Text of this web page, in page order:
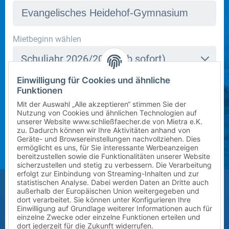
In dieser Schule stehen derzeit leider keine Schließfächer
zur Verfügung. Bitte kontaktieren Sie uns per E-Mail
aninfo@mietra.de.
Mietbeginn wählen
Schuljahr 2026/2027 (ab sofort)
Klasse wählen
Bitte wählen Sie die korrekte Klassenstufe im
kommenden Schuljahr.
5
Zusatz (Klasse a, b, c) wählen
?
Größe des Kindes (Erreichbarkeit des Schließfachs)
Bitte auswählen
Vor-/Nachname des Kindes
Einwilligung für Cookies und ähnliche
Funktionen
Mit der Auswahl „Alle akzeptieren“ stimmen Sie der
Nutzung von Cookies und ähnlichen Technologien auf
unserer Website www.schließfaecher.de von Mietra e.K.
zu. Dadurch können wir Ihre Aktivitäten anhand von
Geräte- und Browsereinstellungen nachvollziehen. Dies
ermöglicht es uns, für Sie interessante Werbeanzeigen
bereitzustellen sowie die Funktionalitäten unserer Website
sicherzustellen und stetig zu verbessern. Die Verarbeitung
erfolgt zur Einbindung von Streaming-Inhalten und zur
statistischen Analyse. Dabei werden Daten an Dritte auch
außerhalb der Europäischen Union weitergegeben und
dort verarbeitet. Sie können unter Konfigurieren Ihre
Einwilligung auf Grundlage weiterer Informationen auch für
einzelne Zwecke oder einzelne Funktionen erteilen und
dort jederzeit für die Zukunft widerrufen.